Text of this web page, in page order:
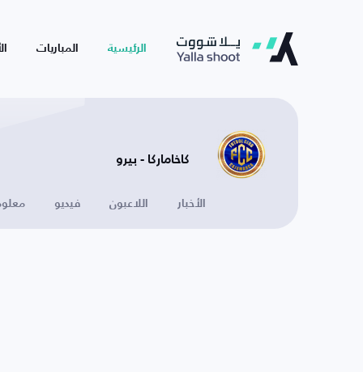
الرئيسية المباريات
كاخاماركا - بيرو
الأخبار اللاعبون فيديو